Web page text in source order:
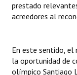
Actas de
Comunicaciones
Declaraciones
prestado
acreedores al
En este sentido,
la oportunidad de
olímpico Santiago